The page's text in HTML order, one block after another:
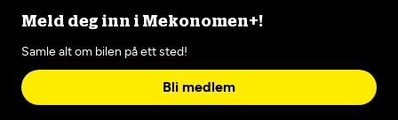
Meld deg inn i Mekonomen+!
Samle alt om bilen på ett sted!
Bli medlem